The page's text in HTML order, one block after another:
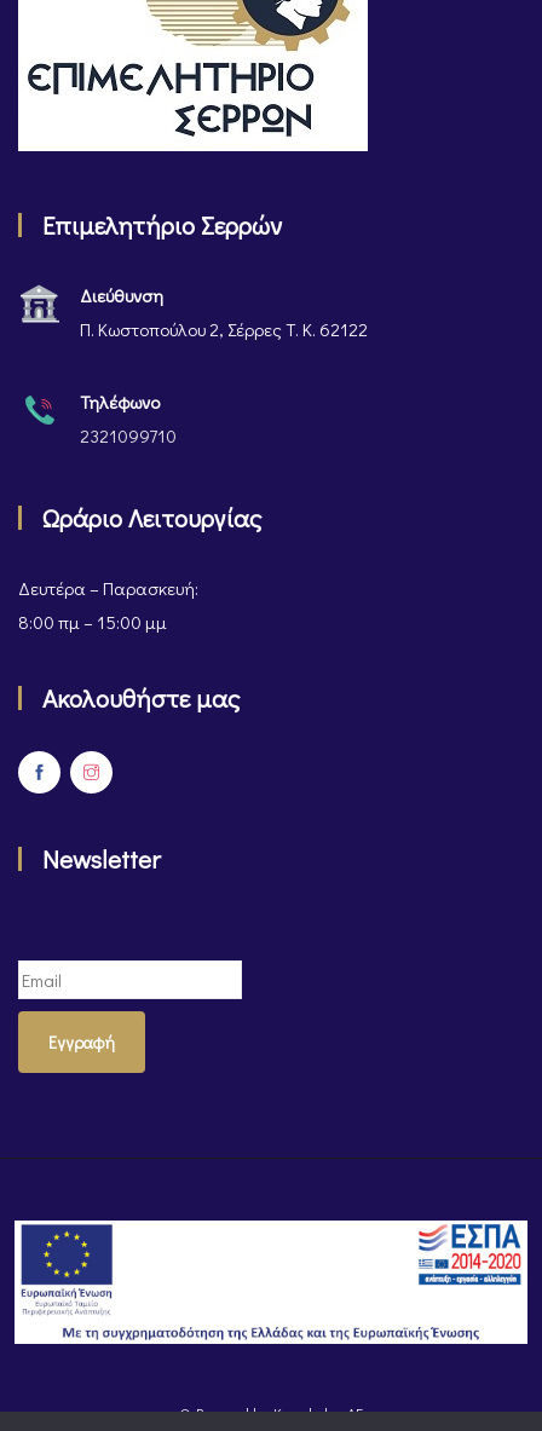
Επιμελητήριο Σερρών
Διεύθυνση
Π. Κωστοπούλου 2, Σέρρες Τ. Κ. 62122
Τηλέφωνο
2321099710
Ωράριο Λειτουργίας
Δευτέρα – Παρασκευή:
8:00 πμ – 15:00 μμ
Ακολουθήστε μας
Newsletter
Εγγραφή
© Powered byKnowledge AE